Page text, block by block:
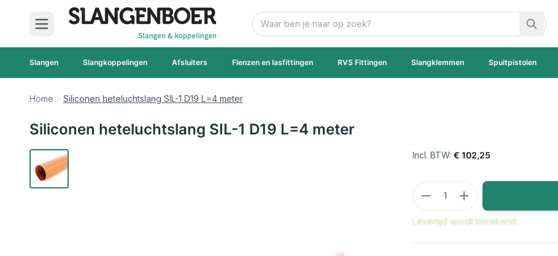
Ga naar de inhoud
Zoek
Slangen Slangkoppelingen Afsluiters Flenzen en lasfittingen RVS Fittingen Slangklemmen Spuitpistolen
Home Siliconen heteluchtslang SIL-1 D19 L=4 meter
Siliconen heteluchtslang SIL-1 D19 L=4 meter
€ 102,25
Aantal
Levertijd wordt berekend...